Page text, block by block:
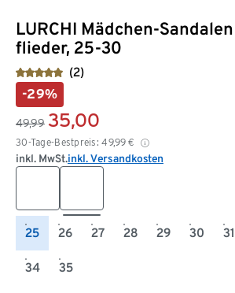
LURCHI Mädchen-
flieder, 25-30
(2)
-29%
49,99 35,00
30-Tage-Bestpreis: 49,99 €
inkl. MwSt.inkl. Versandkosten
25 26 27 28 29 30 31
34 35